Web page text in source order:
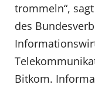
trommeln“,
des
Bitkom.